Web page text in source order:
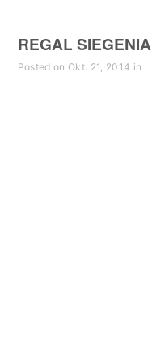
REGAL SIEGENIA
Posted on Okt. 21, 2014 in